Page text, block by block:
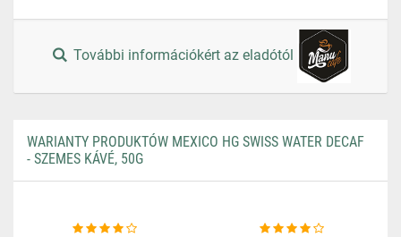
További információkért az eladótól
WARIANTY PRODUKTÓW MEXICO HG SWISS WATER DECAF
- SZEMES KÁVÉ, 50G